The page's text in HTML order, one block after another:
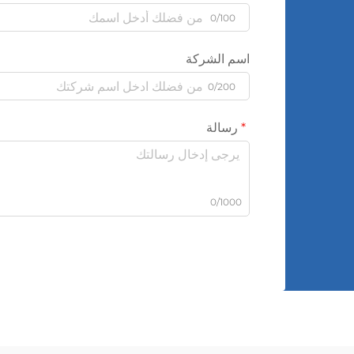
0/100
اسم الشركة
0/200
رسالة
0/1000